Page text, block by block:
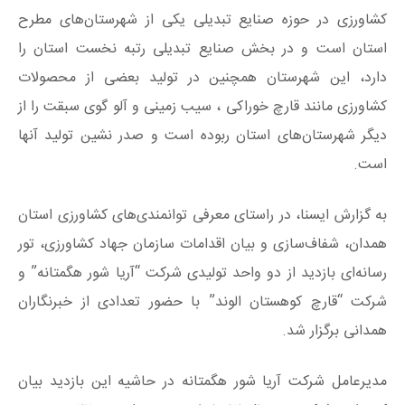
کشاورزی در حوزه صنایع تبدیلی یکی از شهرستان‌های مطرح
استان است و در بخش صنایع تبدیلی رتبه نخست استان را
دارد، این شهرستان همچنین در تولید بعضی از محصولات
کشاورزی مانند قارچ خوراکی ، سیب زمینی و آلو گوی سبقت را از
دیگر شهرستان‌های استان ربوده است و صدر نشین تولید آنها
است.
به گزارش ایسنا، در راستای معرفی توانمندی‌های کشاورزی استان
همدان، شفاف‌سازی و بیان اقدامات سازمان جهاد کشاورزی، تور
رسانه‌ای بازدید از دو واحد تولیدی شرکت “آریا شور هگمتانه” و
شرکت “قارچ کوهستان الوند” با حضور تعدادی از خبرنگاران
همدانی برگزار شد.
مدیرعامل شرکت آریا شور هگمتانه در حاشیه این بازدید بیان